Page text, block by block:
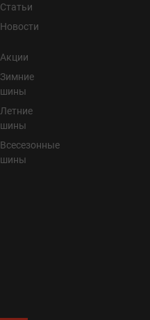
Статьи
Новости
Акции
Зимние
шины
Летние
шины
Всесезонные
шины